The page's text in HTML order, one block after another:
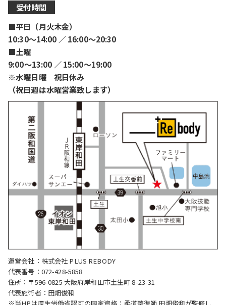
受付時間
■平日（月火木金）
10:30〜14:00 ／ 16:00〜20:30
■土曜
9:00〜13:00 ／ 15:00〜19:00
※水曜日曜 祝日休み
（祝日週は水曜営業致します）
運営会社：株式会社 PLUS REBODY
代表番号：072-428-5858
住所：〒596-0825 大阪府岸和田市土生町 8-23-31
代表施術者：田畑俊和